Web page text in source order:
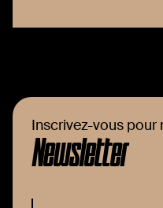
Inscrivez-vous pour
Newsletter